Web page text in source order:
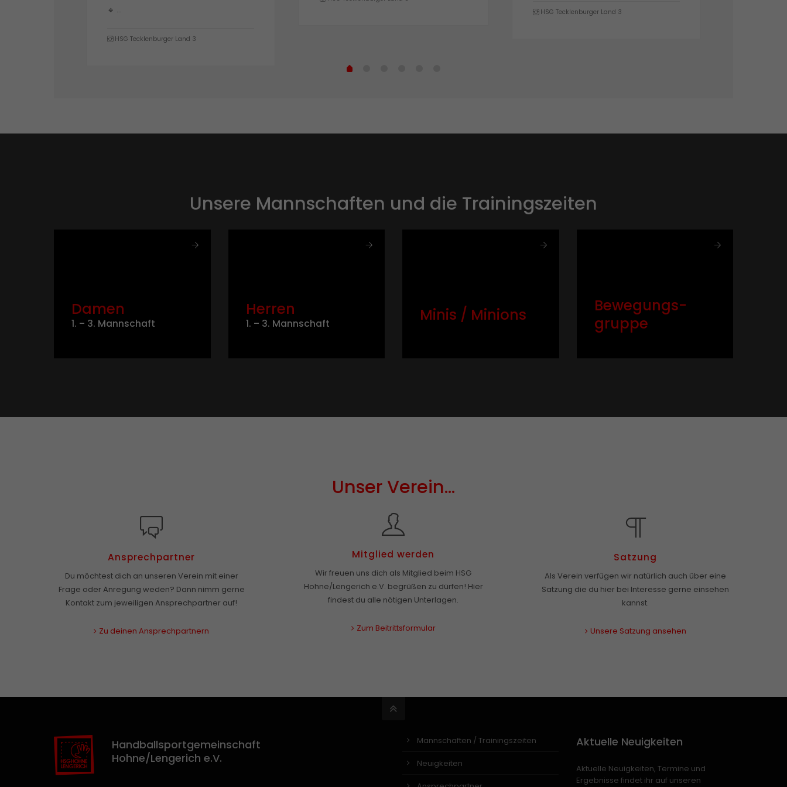
Unsere Mannschaften und die Trainingszeiten
Damen
1. – 3. Mannschaft
Herren
1. – 3. Mannschaft Minis / Minions
Bewegungs­
gruppe
Unser Verein...
Ansprechpartner
Du möchtest dich an unseren Verein mit einer
Frage oder Anregung weden? Dann nimm gerne
Kontakt zum jeweiligen Ansprechpartner auf!
Zu deinen Ansprechpartnern
Mitglied werden
Wir freuen uns dich als Mitglied beim HSG
Hohne/Lengerich e.V. begrüßen zu dürfen! Hier
findest du alle nötigen Unterlagen.
Zum Beitrittsformular
Satzung
Als Verein verfügen wir natürlich auch über eine
Satzung die du hier bei Interesse gerne einsehen
kannst.
Unsere Satzung ansehen
Handballsportgemeinschaft
Hohne/Lengerich e.V.
Mannschaften / Trainingszeiten
Neuigkeiten
Aktuelle Neuigkeiten
Aktuelle Neuigkeiten, Termine und
Ergebnisse findet ihr auf unseren